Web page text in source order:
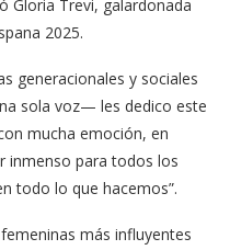
Gloria Trevi, galardonada
2025.
generacionales y sociales
sola voz— les dedico este
mucha emoción, en
inmenso para todos los
todo lo que hacemos”.
más influyentes